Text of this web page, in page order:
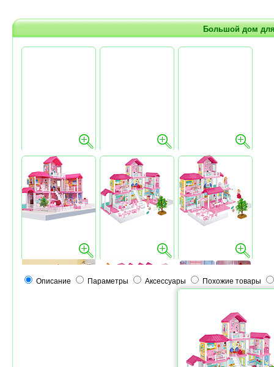
Большой дом
Описание Параметры Аксессуары Похожие товары